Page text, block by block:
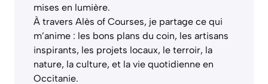
mises en lumière.
À travers Alès of Courses, je partage ce qui
m’anime : les bons plans du coin, les artisans
inspirants, les projets locaux, le terroir, la
nature, la culture, et la vie quotidienne en
Occitanie.